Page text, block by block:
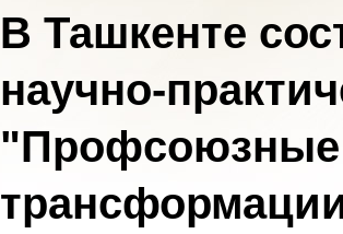
В Ташкенте
научно-
"Профсоюзные